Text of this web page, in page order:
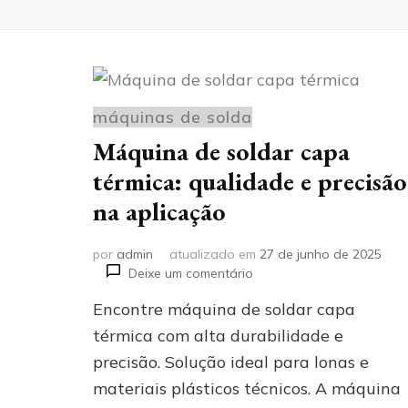
máquinas de solda
Máquina de soldar capa
térmica: qualidade e precisão
na aplicação
por admin atualizado em 27 de junho de 2025
Deixe um comentário
de
soldar
térmica:
qualidade
Encontre máquina de soldar capa
térmica com alta durabilidade e
precisão. Solução ideal para lonas e
materiais plásticos técnicos. A máquina